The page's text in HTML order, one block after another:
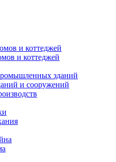
и коттеджей
и коттеджей
зданий
и сооружений